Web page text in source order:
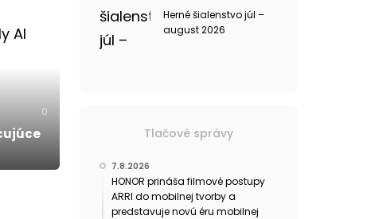
0
Herné šialenstvo júl –
august 2026
Tlačové správy
7.8.2026
HONOR prináša filmové postupy
ARRI do mobilnej tvorby a
predstavuje novú éru mobilnej